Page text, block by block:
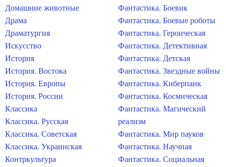
Домашние животные
Драма
Драматургия
Искусство
История
История. Востока
История. Европы
История. России
Классика
Классика. Русская
Классика. Советская
Классика. Украинская
Контркультура
Фантастика. Боевик
Фантастика. Боевые роботы
Фантастика. Героическая
Фантастика. Детективная
Фантастика. Детская
Фантастика. Звездные войны
Фантастика. Киберпанк
Фантастика. Космическая
Фантастика. Магический
реализм
Фантастика. Мир пауков
Фантастика. Научная
Фантастика. Социальная